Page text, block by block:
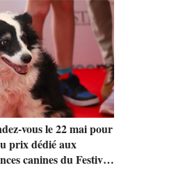
vous le 22 mai pour
prix dédié aux
canines du Festival